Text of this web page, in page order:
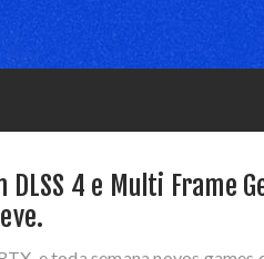
DLSS 4 e Multi Frame